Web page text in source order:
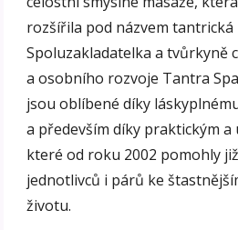
rozšířila pod názvem tantrická
Spoluzakladatelka a tvůrkyně
a osobního rozvoje Tantra
jsou oblíbené díky
a především díky praktickým a
které od roku 2002 pomohly
jednotlivců i párů ke
životu.